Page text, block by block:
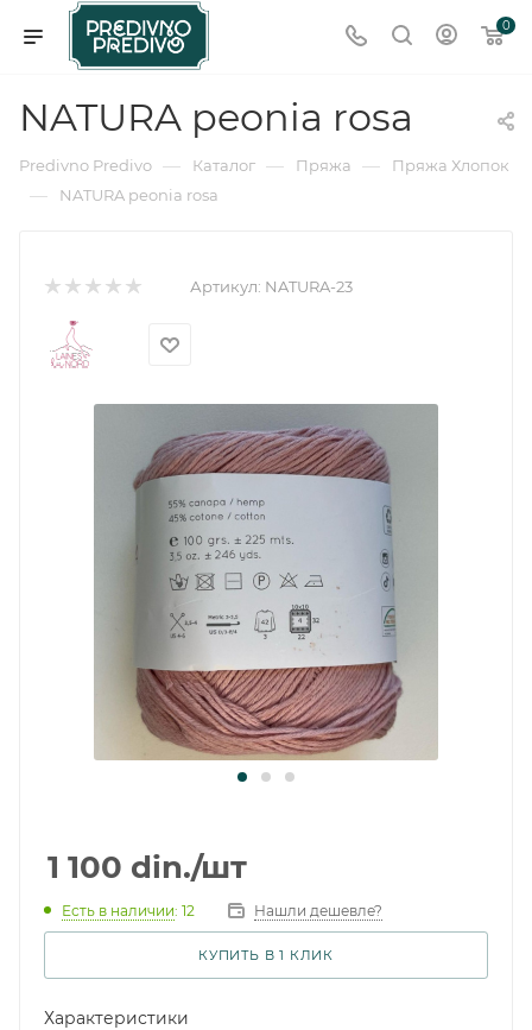
0
NATURA peonia rosa
Predivno Predivo — Каталог — Пряжа — Пряжа Хлопок
— NATURA peonia rosa
Артикул: NATURA-23
1 100 din./шт
Есть в наличии: 12 Нашли дешевле?
КУПИТЬ В 1 КЛИК
Характеристики